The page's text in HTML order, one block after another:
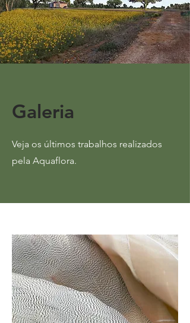
Galeria
Veja os últimos trabalhos realizados
pela Aquaflora.